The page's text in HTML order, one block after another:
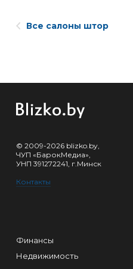
Все салоны штор
© 2009-2026 blizko.by,
ЧУП «БарокМедиа»,
УНП 391272241, г.Минск
Контакты
Финансы
Недвижимость